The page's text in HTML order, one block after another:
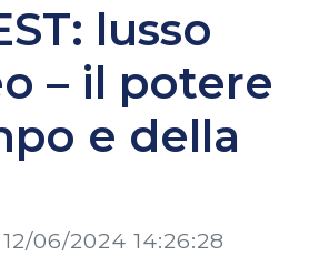
lusso
– il potere
e della
12/06/2024 14:26:28